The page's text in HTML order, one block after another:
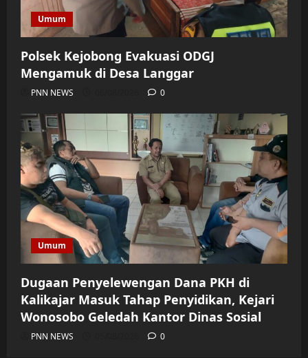
Umum
Polsek Kejobong Evakuasi ODGJ
Mengamuk di Desa Langgar
PNN NEWS 0
Umum
Dugaan Penyelewengan Dana PKH di
Kalikajar Masuk Tahap Penyidikan, Kejari
Wonosobo Geledah Kantor Dinas Sosial
PNN NEWS 0